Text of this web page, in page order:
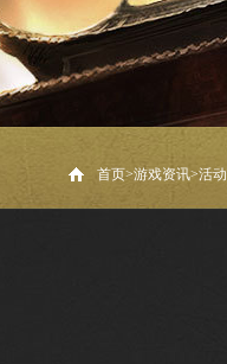
首页>游戏资讯>活动